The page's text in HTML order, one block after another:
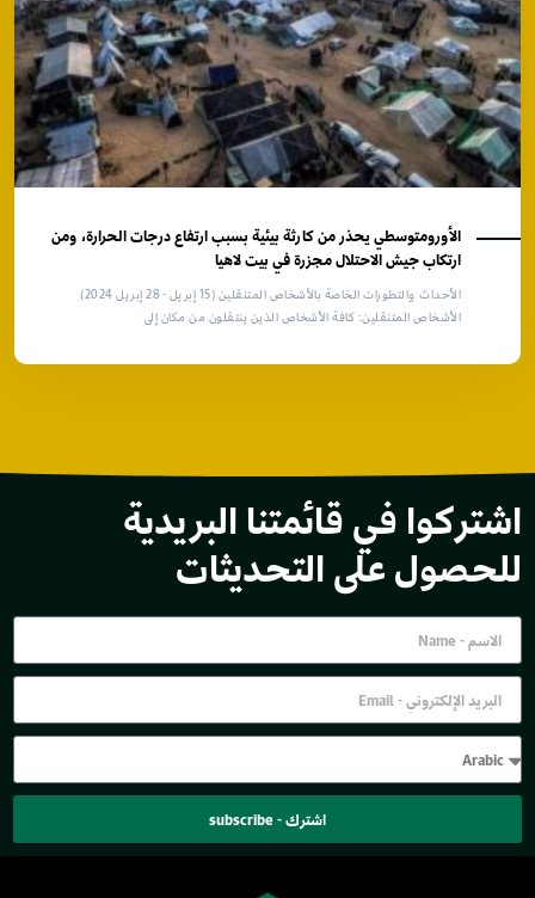
الأورومتوسطي يحذر من كارثة بيئية بسبب ارتفاع درجات الحرارة، ومن
ارتكاب جيش الاحتلال مجزرة في بيت لاهيا
الأحداث والتطورات الخاصة بالأشخاص المتنقلين (15 إبريل - 28 إبريل 2024)
الأشخاص المتنقلين: كافة الأشخاص الذين ينتقلون من مكان إلى
اشتركوا في قائمتنا البريدية
للحصول على التحديثات
اشترك - subscribe